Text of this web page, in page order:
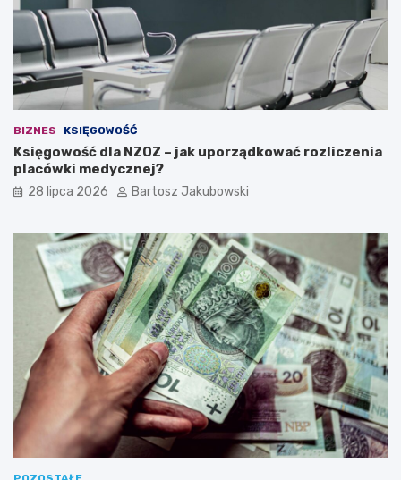
d
a
n
a
w
a
s
n
ą
BIZNES KSIĘGOWOŚĆ
Księgowość dla NZOZ – jak uporządkować rozliczenia
placówki medycznej?
28 lipca 2026 Bartosz Jakubowski